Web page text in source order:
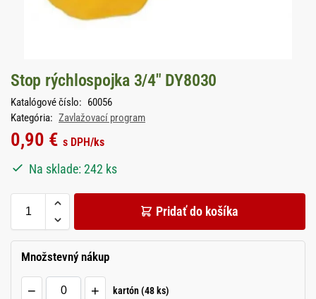
Stop rýchlospojka 3/4″ DY8030
Katalógové číslo: 60056
Kategória: Zavlažovací program
0,90 € s DPH/ks
Na sklade: 242 ks
Pridať do košíka
Množstevný nákup
kartón (48 ks)
− +